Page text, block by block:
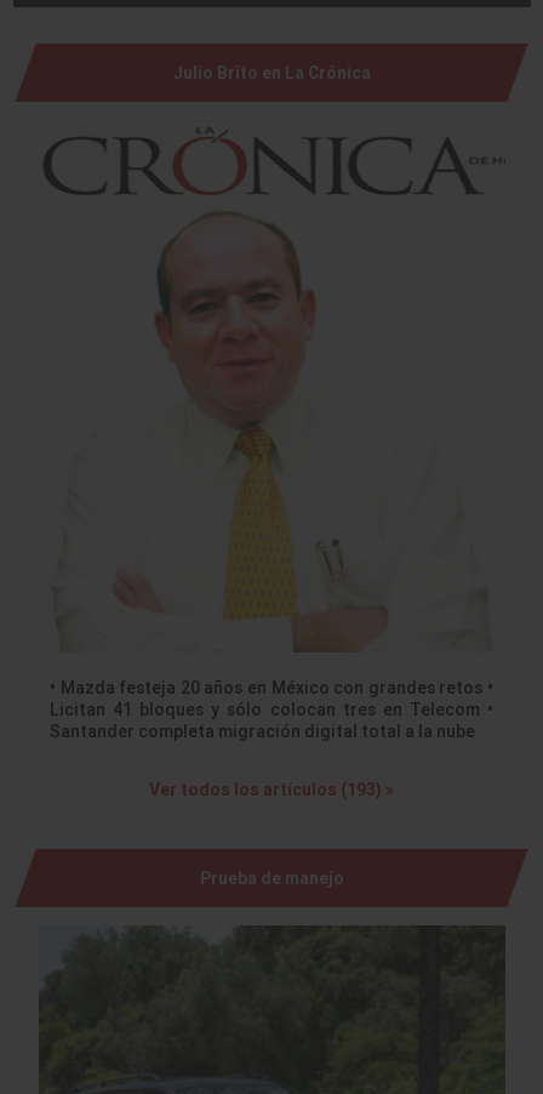
Julio Brito en La Crónica
• Mazda festeja 20 años en México con grandes retos •
Licitan 41 bloques y sólo colocan tres en Telecom •
Santander completa migración digital total a la nube
Ver todos los artículos (193) »
Prueba de manejo